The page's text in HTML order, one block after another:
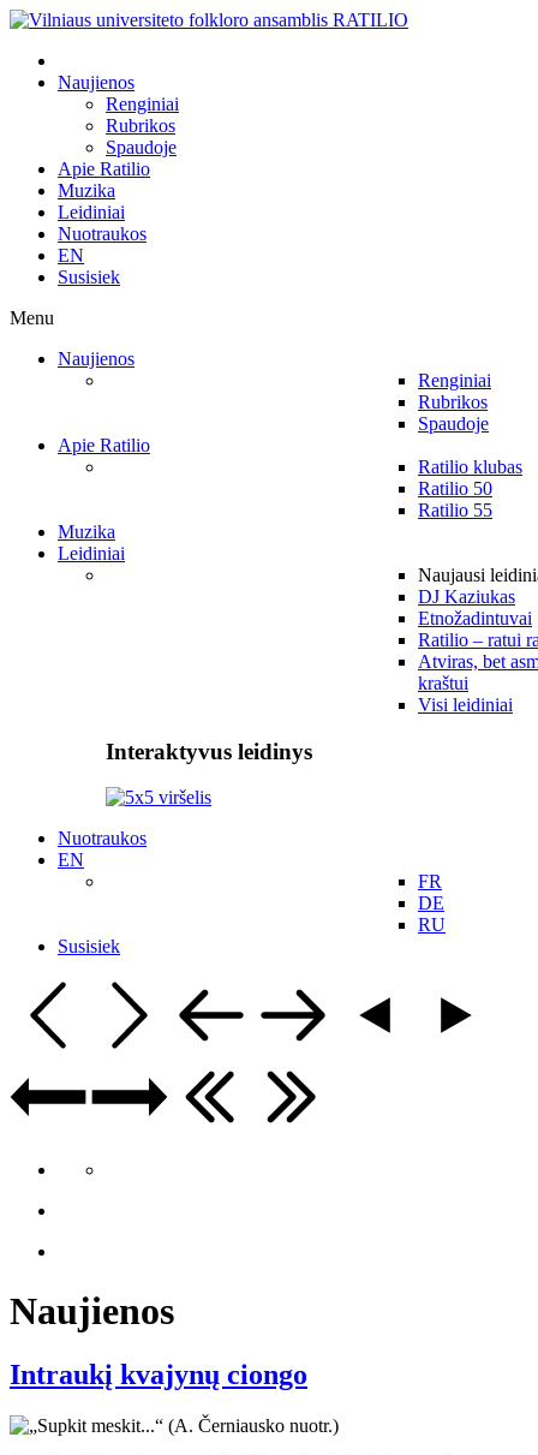
Naujienos
Renginiai
Rubrikos
Spaudoje
Apie Ratilio
Muzika
Leidiniai
Nuotraukos
EN
Susisiek
Menu
Naujienos
Renginiai
Rubrikos
Spaudoje
Apie Ratilio
Ratilio klubas
Ratilio 50
Ratilio 55
Muzika
Leidiniai
Naujausi
DJ Kaziukas
Etnožadintuvai
Ratilio – ratui
Atviras, bet
kraštui
Visi leidiniai
Interaktyvus leidinys
Nuotraukos
EN
FR
DE
RU
Susisiek
Naujienos
Intraukį kvajynų ciongo